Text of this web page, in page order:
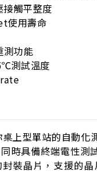
接觸平整度
使用壽命
測功能
測試溫度
上型單站的自動化
時具備終端電性測
裝晶片，支援的